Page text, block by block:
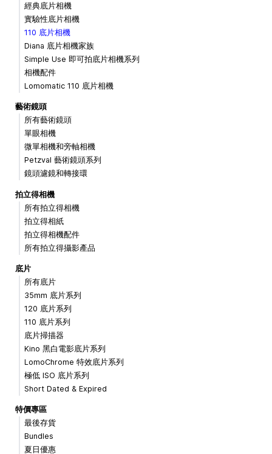
經典底片相機
實驗性底片相機
110 底片相機
Diana 底片相機家族
Simple Use 即可拍底片相機系列
相機配件
Lomomatic 110 底片相機
藝術鏡頭
所有藝術鏡頭
單眼相機
微單相機和旁軸相機
Petzval 藝術鏡頭系列
鏡頭濾鏡和轉接環
拍立得相機
所有拍立得相機
拍立得相紙
拍立得相機配件
所有拍立得攝影產品
底片
所有底片
35mm 底片系列
120 底片系列
110 底片系列
底片掃描器
Kino 黑白電影底片系列
LomoChrome 特效底片系列
極低 ISO 底片系列
Short Dated & Expired
特價專區
最後存貨
Bundles
夏日優惠